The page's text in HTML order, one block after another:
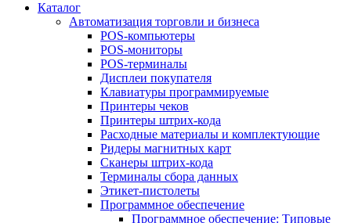
Каталог
Автоматизация торговли и бизнеса
POS-компьютеры
POS-мониторы
POS-терминалы
Дисплеи покупателя
Клавиатуры программируемые
Принтеры чеков
Принтеры штрих-кода
Расходные материалы и комплектующие
Ридеры магнитных карт
Сканеры штрих-кода
Терминалы сбора данных
Этикет-пистолеты
Программное обеспечение
Программное обеспечение: Типовые